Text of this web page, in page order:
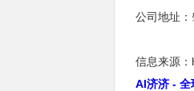
公司地址
信息来源
AI济济 -